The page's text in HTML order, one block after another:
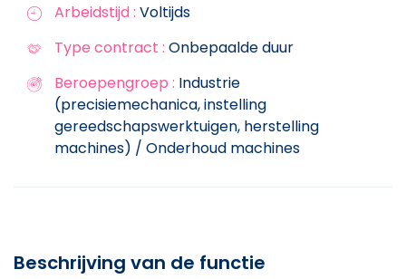
Arbeidstijd : Voltijds
Type contract : Onbepaalde duur
Beroepengroep : Industrie
(precisiemechanica, instelling
gereedschapswerktuigen, herstelling
machines) / Onderhoud machines
Beschrijving van de functie